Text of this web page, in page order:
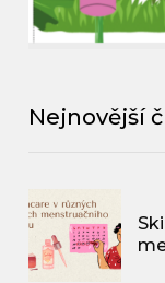
Nejnovější